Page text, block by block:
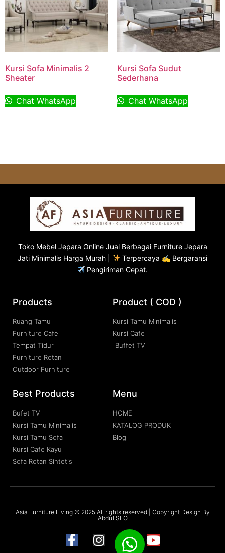
Kursi Sofa Minimalis 2
Sheater
Chat WhatsApp
Kursi Sofa Sudut
Sederhana
Chat WhatsApp
Toko Mebel Jepara Online Jual Berbagai Furniture Jepara
Jati Minimalis Harga Murah |
Terpercaya ✍ Bergaransi
Pengiriman Cepat.
Products
Ruang Tamu
Furniture Cafe
Tempat Tidur
Furniture Rotan
Outdoor Furniture
Product ( COD )
Kursi Tamu Minimalis
Kursi Cafe
Buffet TV
Best Products
Bufet TV
Kursi Tamu Minimalis
Kursi Tamu Sofa
Kursi Cafe Kayu
Sofa Rotan Sintetis
Menu
HOME
KATALOG PRODUK
Blog
Asia Furniture Living © 2025 All rights reserved | Copyright Design By
Abdul SEO